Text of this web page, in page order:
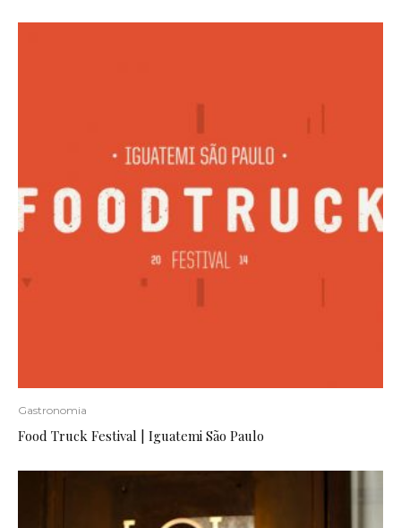
Gastronomia
Food Truck Festival | Iguatemi São Paulo